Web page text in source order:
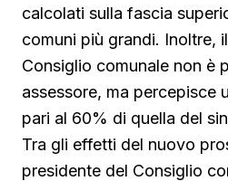
calcolati sulla fascia
comuni più grandi. Inoltre,
Consiglio comunale non è
assessore, ma percepisce
pari al 60% di quella del
Tra gli effetti del nuovo
presidente del Consiglio